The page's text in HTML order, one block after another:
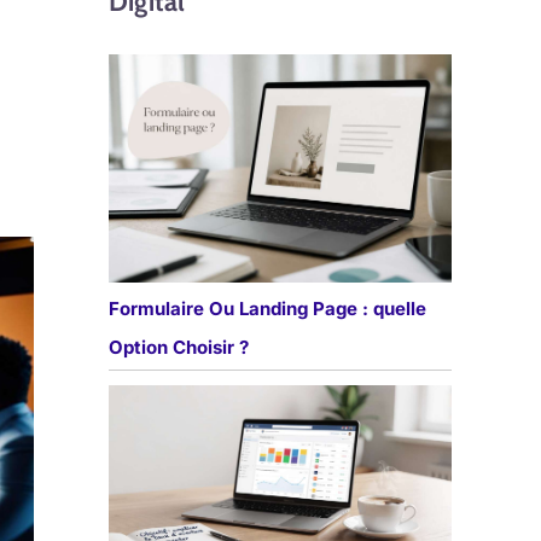
Formulaire Ou Landing Page : quelle
Option Choisir ?